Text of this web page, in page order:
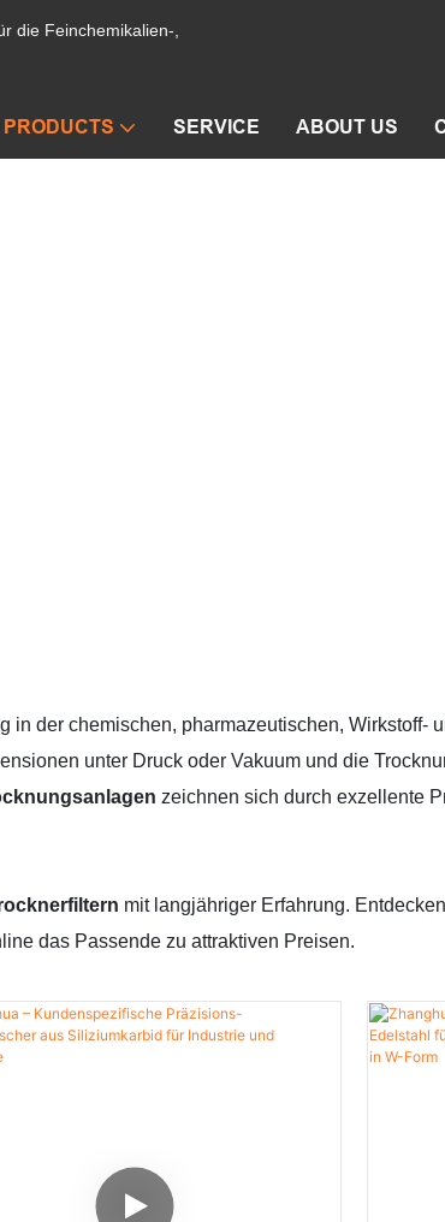
die Feinchemikalien-,
PRODUCTS SERVICE ABOUT US
der chemischen, pharmazeutischen, Wirkstoff-
unter Druck oder Vakuum und die
zeichnen sich durch exzellente
mit langjähriger Erfahrung.
das Passende zu attraktiven Preisen.